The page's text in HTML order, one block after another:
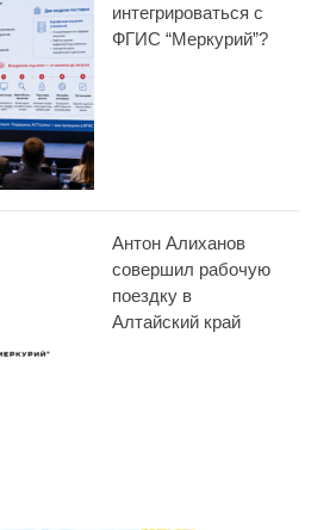
интегрироваться с
ФГИС “Меркурий”?
Антон Алиханов
совершил рабочую
поездку в
Алтайский край